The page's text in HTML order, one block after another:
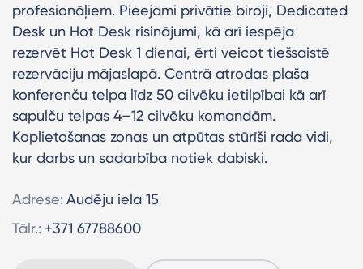
profesionāļiem. Pieejami privātie biroji, Dedicated
Desk un Hot Desk risinājumi, kā arī iespēja
rezervēt Hot Desk 1 dienai, ērti veicot tiešsaistē
rezervāciju mājaslapā. Centrā atrodas plaša
konferenču telpa līdz 50 cilvēku ietilpībai kā arī
sapulču telpas 4–12 cilvēku komandām.
Koplietošanas zonas un atpūtas stūrīši rada vidi,
kur darbs un sadarbība notiek dabiski.
Adrese: Audēju iela 15
Tālr.: +371 67788600